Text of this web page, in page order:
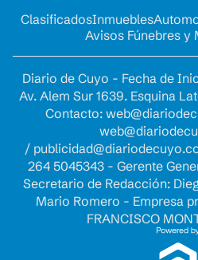
ClasificadosInmuebles
Avisos Fúnebres y
Diario de Cuyo - Fecha de
Av. Alem Sur 1639. Esquina
Contacto:
/
264 5045343 - Gerente
Secretario de Redacción:
Mario Romero - Empresa
FRANCISCO